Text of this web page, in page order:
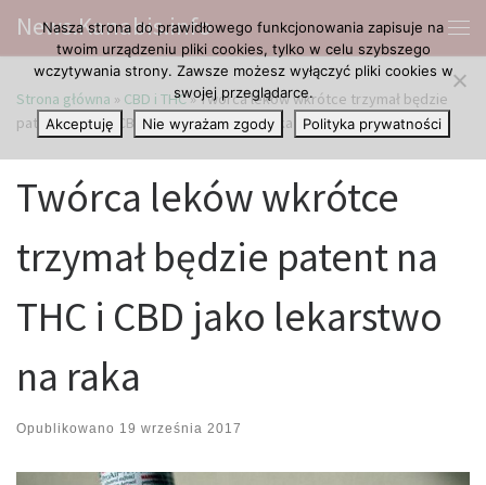
Przejdź do treści
News.Kanabis.info
Strona główna » CBD i THC»Twórca leków wkrótce trzymał będzie
patent na THC i CBD jako lekarstwo na raka
Twórca leków wkrótce
trzymał będzie patent na
THC i CBD jako lekarstwo
na raka
Opublikowano 19 września 2017
Nasza strona do prawidłowego funkcjonowania zapisuje na
twoim urządzeniu pliki cookies, tylko w celu szybszego
wczytywania strony. Zawsze możesz wyłączyć pliki cookies w
swojej przeglądarce.
Akceptuję
Nie wyrażam zgody Polityka prywatności